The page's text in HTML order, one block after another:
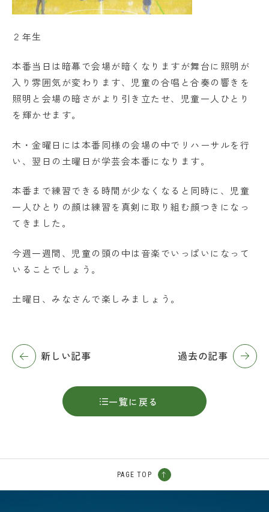
２年生
本番当日は暗幕で会場が暗くなりますが舞台に照明が
入り雰囲気が変わります、児童の合唱と合奏の響きを
照明と会場の暗さがより引き立たせ、児童一人ひとり
を輝かせます。
木・金曜日には本番同様の会場の中でリハーサルを行
い、翌日の土曜日が学芸会本番になります。
本番まで練習できる時間が少なくなると同時に、児童
一人ひとりの顔は練習を真剣に取り組む顔つきになっ
てきました。
今週一週間、児童の頭の中は音楽でいっぱいになって
いることでしょう。
土曜日、みなさんで楽しみましょう。
新しい記事
一覧に戻る
過去の記事
PAGE TOP